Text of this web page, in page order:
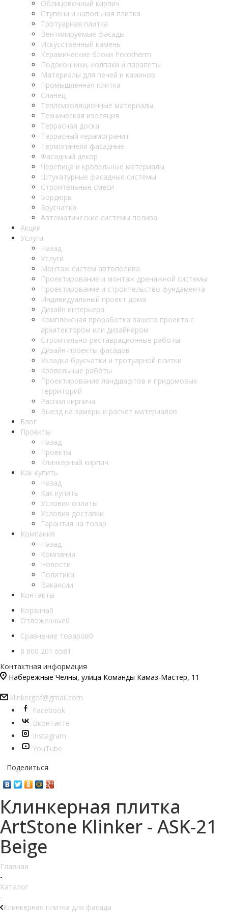
Облицовочный кирпич
Ступени и напольная плитка
Тротуарная плитка
Вентилируемые фасады
Искусственный камень
Керамические блоки Porotherm
Подоконники, колпаки и парапеты
Материалы для печей и каминов
Промышленная плитка
Сланец
Теплоизоляционные материалы
Техническая изоляция
Террасная доска
Террасный керамогранит
Термопанели фасадные
Фасадный декор
Черепица и кровельные материалы
Штукатурные фасадные системы
Строительные смеси
Бордюры
Брусчатка
Автоматические системы полива
Акции
Услуги
Назад
Услуги
Монтаж систем автополива
Проектирование и монтаж дренажной системы
Проектироваине и строительство фундамента
Индивидуальный проект дома
Дизайн интерьера
Комплексная проработка вашего проекта с
архитектором или дизайнером
Строительно-реставрационные работы
Дизайн-проекты фасадов
Укладка брусчатки и тротуарной плитки
Кровельные работы
Проектирование ландшафтов и придомовых
территорий
Распил кирпича
Выезд на замеры и расчет материалов
Блог
Проекты
Назад
Проекты
Клинкерный кирпич
Как купить
Назад
Как купить
Условия оплаты
Условия доставки
Гарантия на товар
Компания
Назад
Компания
Новости
Политика
Вакансии
Контакты
Корзина0
Отложенные0
Сравнение товаров0
8 800 201 6581
Контактная информация
Набережные Челны, улица Команды Камаз-Мастер, 11
klinkergof@gmail.com
Facebook
Вконтакте
Instagram
YouTube
Поделиться
Клинкерная плитка
ArtStone Klinker - ASK-21
Beige
Главная
-
Каталог
-
Клинкерная плитка для фасада